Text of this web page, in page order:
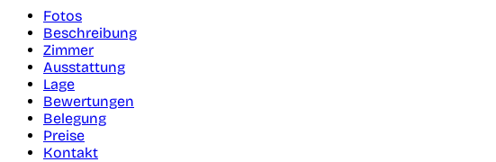
Fotos
Beschreibung
Zimmer
Ausstattung
Lage
Bewertungen
Belegung
Preise
Kontakt